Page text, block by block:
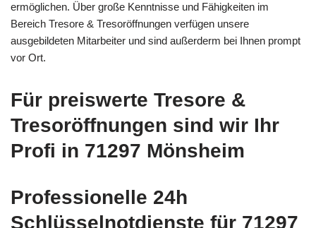
ermöglichen. Über große Kenntnisse und Fähigkeiten im
Bereich Tresore & Tresoröffnungen verfügen unsere
ausgebildeten Mitarbeiter und sind außerderm bei Ihnen prompt
vor Ort.
Für preiswerte Tresore &
Tresoröffnungen sind wir Ihr
Profi in 71297 Mönsheim
Professionelle 24h
Schlüsselnotdienste für 71297